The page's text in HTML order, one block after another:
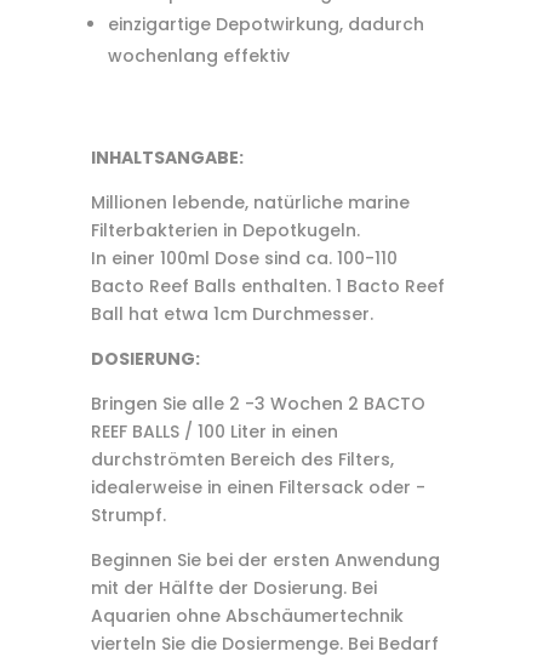
einzigartige Depotwirkung, dadurch
wochenlang effektiv
INHALTSANGABE:
Millionen lebende, natürliche marine
Filterbakterien in Depotkugeln.
In einer 100ml Dose sind ca. 100-110
Bacto Reef Balls enthalten. 1 Bacto Reef
Ball hat etwa 1cm Durchmesser.
DOSIERUNG:
Bringen Sie alle 2 -3 Wochen 2 BACTO
REEF BALLS / 100 Liter in einen
durchströmten Bereich des Filters,
idealerweise in einen Filtersack oder -
Strumpf.
Beginnen Sie bei der ersten Anwendung
mit der Hälfte der Dosierung. Bei
Aquarien ohne Abschäumertechnik
vierteln Sie die Dosiermenge. Bei Bedarf